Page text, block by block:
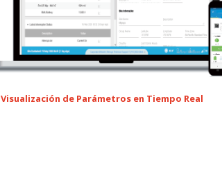
Visualización de Parámetros en Tiempo Real